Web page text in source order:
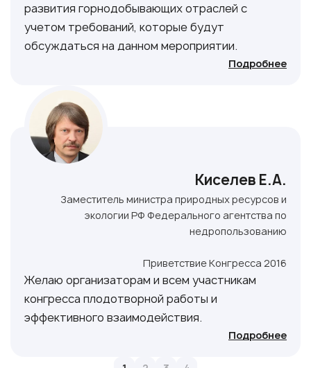
развития горнодобывающих отраслей с
учетом требований, которые будут
обсуждаться на данном мероприятии.
Подробнее
Киселев Е.А.
Заместитель министра природных ресурсов и
экологии РФ Федерального агентства по
недропользованию
Приветствие Конгресса 2016
Желаю организаторам и всем участникам
конгресса плодотворной работы и
эффективного взаимодействия.
Подробнее